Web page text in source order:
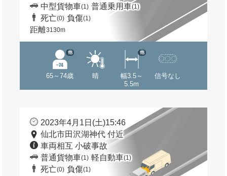
中型貨物車(1) 普通乗用車(1)
死亡(0) 負傷(1)
距離3130m
65～74歳
他
晴
幅3.5～
5.5m
他
信号なし
2023年4月1日(土)15:46
仙北市田沢湖神代 付近
車両相互 小破事故
普通貨物車(1) 軽自動車(1)
死亡(0) 負傷(1)